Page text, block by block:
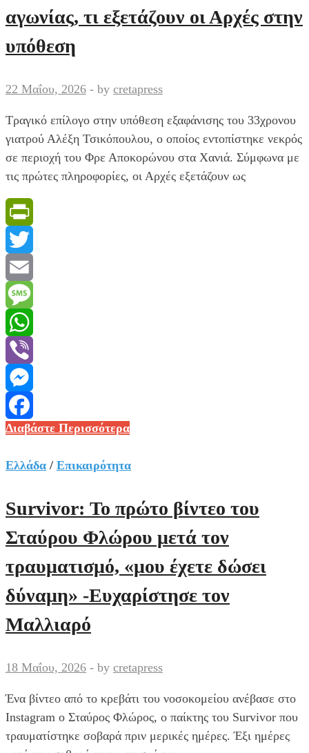
επέτρεπε
παράνομα
την
σε
κανάλια
αγωνίας, τι εξετάζουν οι Αρχές στην
υπόθεση
22 Μαΐου, 2026 - by cretapress
Τραγικό επίλογο στην υπόθεση εξαφάνισης του 33χρονου
γιατρού Αλέξη Τσικόπουλου, ο οποίος εντοπίστηκε νεκρός
σε περιοχή του Φρε Αποκορώνου στα Χανιά. Σύμφωνα με
τις πρώτες πληροφορίες, οι Αρχές εξετάζουν ως
PrintFriendly
Twitter
Email
Message
WhatsApp
Viber
Messenger
Facebook
Κρήτη:
τραγικό
του
33χρονου
γιατρού
5
μήνες
τι
οι
στην
υπόθεση
Διαβάστε Περισσότερα
Ελλάδα / Επικαιρότητα
Survivor: Το πρώτο βίντεο του
Σταύρου Φλώρου μετά τον
τραυματισμό, «μου έχετε δώσει
δύναμη» -Ευχαρίστησε τον
Μαλλιαρό
18 Μαΐου, 2026 - by cretapress
Ένα βίντεο από το κρεβάτι του νοσοκομείου ανέβασε στο
Instagram ο Σταύρος Φλώρος, ο παίκτης του Survivor που
τραυματίστηκε σοβαρά πριν μερικές ημέρες. Έξι ημέρες